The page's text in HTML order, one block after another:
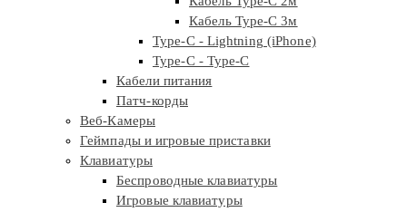
Кабель Type-C 3м
Type-C - Lightning (iPhone)
Type-C - Type-C
Кабели питания
Патч-корды
Веб-Камеры
Геймпады и игровые приставки
Клавиатуры
Беспроводные клавиатуры
Игровые клавиатуры